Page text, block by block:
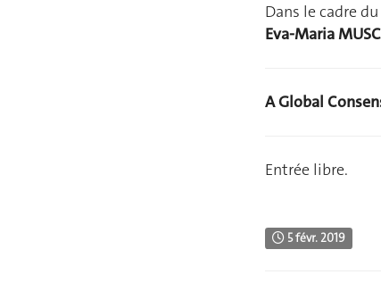
Dans le cadre du
Eva-Maria
A Global
Entrée libre.
5 févr. 2019